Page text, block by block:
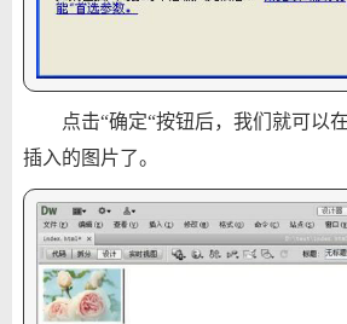
点击“确定“按钮后，我们就可以
插入的图片了。